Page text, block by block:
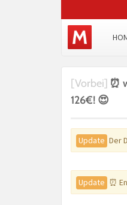
[Vorbei] ⏰
126€! 😍
Update Der
Update ⏰